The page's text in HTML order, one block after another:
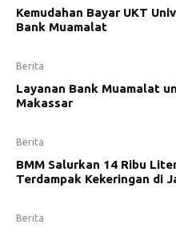
Kemudahan Bayar UKT
Bank Muamalat
Berita
Layanan Bank Muamalat
Makassar
Berita
BMM Salurkan 14 Ribu
Terdampak Kekeringan di
Berita